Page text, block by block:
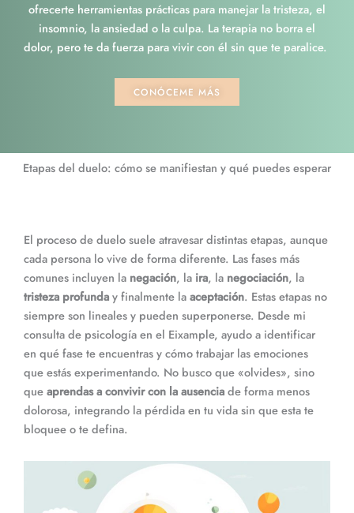
ofrecerte herramientas prácticas para manejar la tristeza, el
insomnio, la ansiedad o la culpa. La terapia no borra el
dolor, pero te da fuerza para vivir con él sin que te paralice.
CONÓCEME MÁS
Etapas del duelo: cómo se manifiestan y qué puedes esperar​
El proceso de duelo suele atravesar distintas etapas, aunque
cada persona lo vive de forma diferente. Las fases más
comunes incluyen la negación, la ira, la negociación, la
tristeza profunday finalmente laaceptación. Estas etapas no
siempre son lineales y pueden superponerse. Desde mi
consulta de psicología en el Eixample, ayudo a identificar
en qué fase te encuentras y cómo trabajar las emociones
que estás experimentando. No busco que «olvides», sino
queaprendas a convivir con la ausenciade forma menos
dolorosa, integrando la pérdida en tu vida sin que esta te
bloquee o te defina.